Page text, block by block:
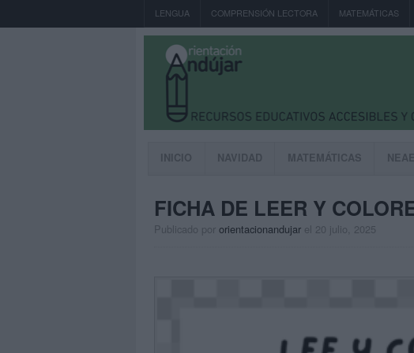
LENGUA COMPRENSIÓN LECTORA MATEMÁTICAS
INICIO NAVIDAD MATEMÁTICAS NEAE
FICHA DE LEER Y
Publicado por orientacionandujar el 20 julio, 2025